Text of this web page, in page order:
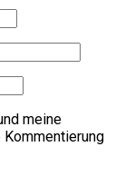
meine